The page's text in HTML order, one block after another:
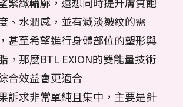
、水潤感，並有減淡皺紋的需
甚至希望進行身體部位的塑形與
，那麼BTL EXION的雙能量技術
合效益會更適合
訴求非常單純且集中，主要是針